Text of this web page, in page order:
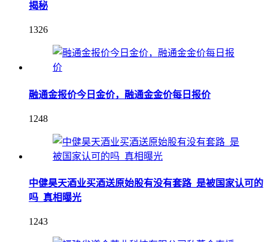
揭秘
1326
融通金报价今日金价，融通金金价每日报价
1248
中健昊天酒业买酒送原始股有没有套路_是被国家认可的
吗_真相曝光
1243